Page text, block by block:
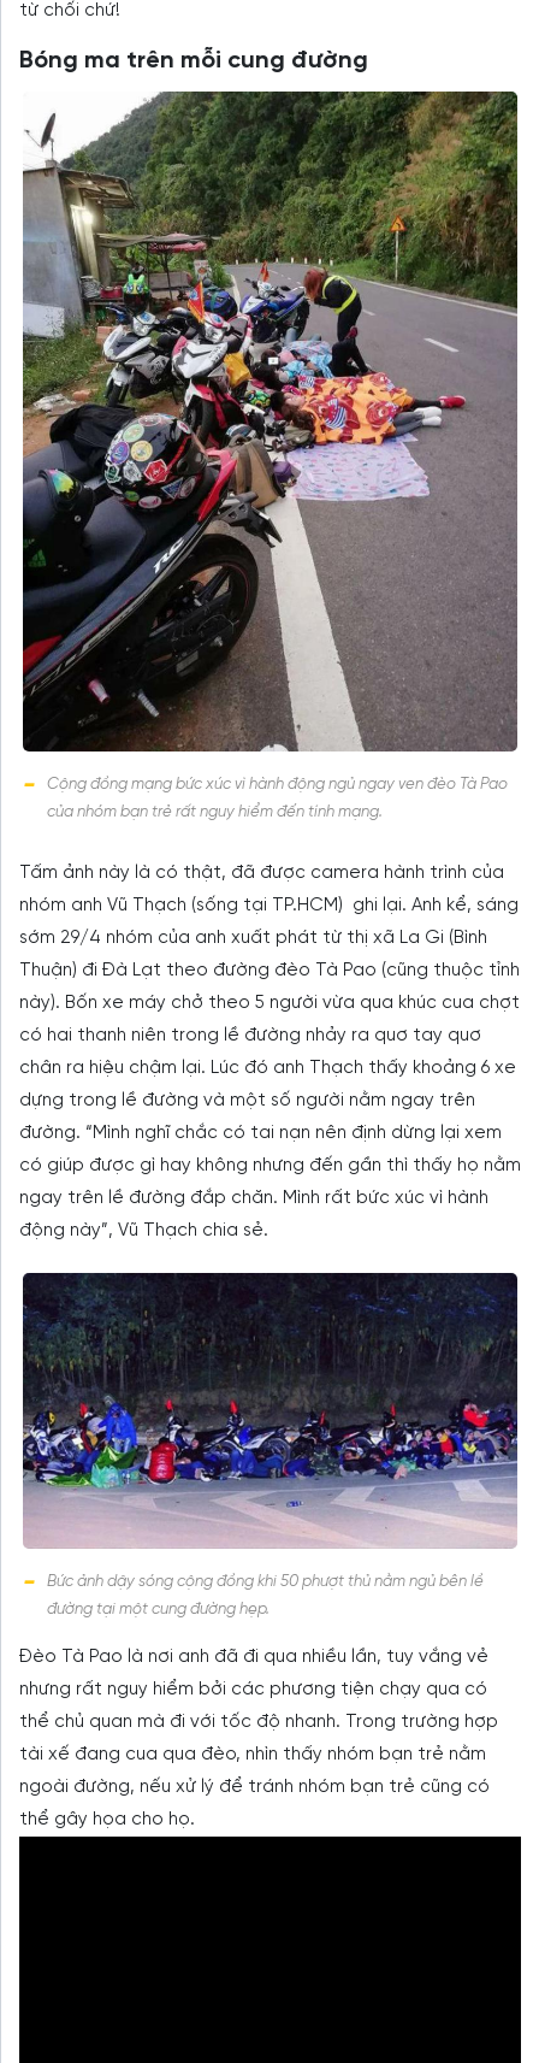
từ chối chứ!
Bóng ma trên mỗi cung đường
Cộng đồng mạng bức xúc vì hành động ngủ ngay ven đèo Tà Pao
của nhóm bạn trẻ rất nguy hiểm đến tính mạng.
Tấm ảnh này là có thật, đã được camera hành trình của
nhóm anh Vũ Thạch (sống tại TP.HCM) ghi lại. Anh kể, sáng
sớm 29/4 nhóm của anh xuất phát từ thị xã La Gi (Bình
Thuận) đi Đà Lạt theo đường đèo Tà Pao (cũng thuộc tỉnh
này). Bốn xe máy chở theo 5 người vừa qua khúc cua chợt
có hai thanh niên trong lề đường nhảy ra quơ tay quơ
chân ra hiệu chậm lại. Lúc đó anh Thạch thấy khoảng 6 xe
dựng trong lề đường và một số người nằm ngay trên
đường. “Mình nghĩ chắc có tai nạn nên định dừng lại xem
có giúp được gì hay không nhưng đến gần thì thấy họ nằm
ngay trên lề đường đắp chăn. Mình rất bức xúc vì hành
động này”, Vũ Thạch chia sẻ.
Bức ảnh dậy sóng cộng đồng khi 50 phượt thủ nằm ngủ bên lề
đường tại một cung đường hẹp.
Đèo Tà Pao là nơi anh đã đi qua nhiều lần, tuy vắng vẻ
nhưng rất nguy hiểm bởi các phương tiện chạy qua có
thể chủ quan mà đi với tốc độ nhanh. Trong trường hợp
tài xế đang cua qua đèo, nhìn thấy nhóm bạn trẻ nằm
ngoài đường, nếu xử lý để tránh nhóm bạn trẻ cũng có
thể gây họa cho họ.